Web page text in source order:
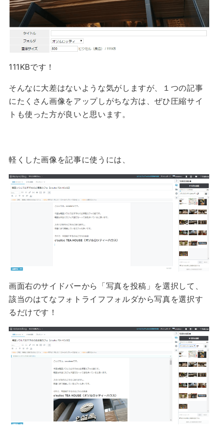
111KBです！
そんなに大差はないような気がしますが、１つの記事
にたくさん画像をアップしがちな方は、ぜひ圧縮サイ
トも使った方が良いと思います。
軽くした画像を記事に使うには、
画面右のサイドバーから「写真を投稿」を選択して、
該当のはてなフォトライフフォルダから写真を選択す
るだけです！